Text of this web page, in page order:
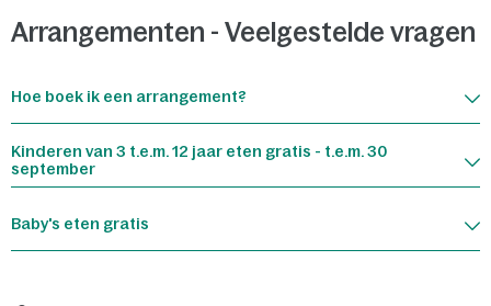
Arrangementen - Veelgestelde vragen
Hoe boek ik een arrangement?
Kinderen van 3 t.e.m. 12 jaar eten gratis - t.e.m. 30
september
Baby's eten gratis